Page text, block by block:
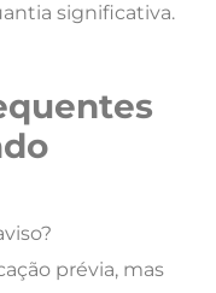
significativa.
prévia, mas